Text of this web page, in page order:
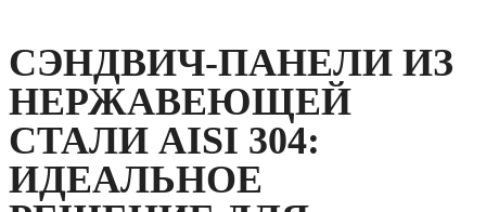
СЭНДВИЧ-ПАНЕЛИ ИЗ
НЕРЖАВЕЮЩЕЙ
СТАЛИ AISI 304:
ИДЕАЛЬНОЕ